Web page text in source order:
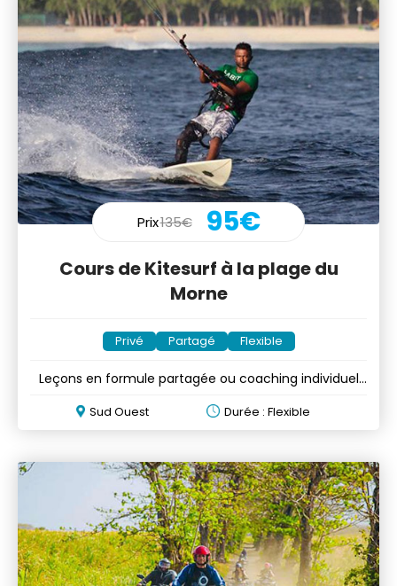
Prix135€ 95€
Cours de Kitesurf à la plage du
Morne
Privé Partagé Flexible
Leçons en formule partagée ou coaching individuel
Sud Ouest Durée : Flexible